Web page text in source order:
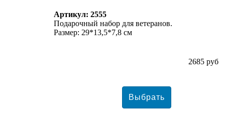
Артикул: 2555
Подарочный набор для ветеранов.
Размер: 29*13,5*7,8 см
2685 руб